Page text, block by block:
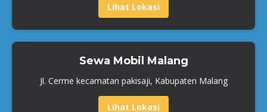
Lihat Lokasi
Sewa Mobil Malang
Jl. Cerme kecamatan pakisaji, Kabupaten Malang
Lihat Lokasi